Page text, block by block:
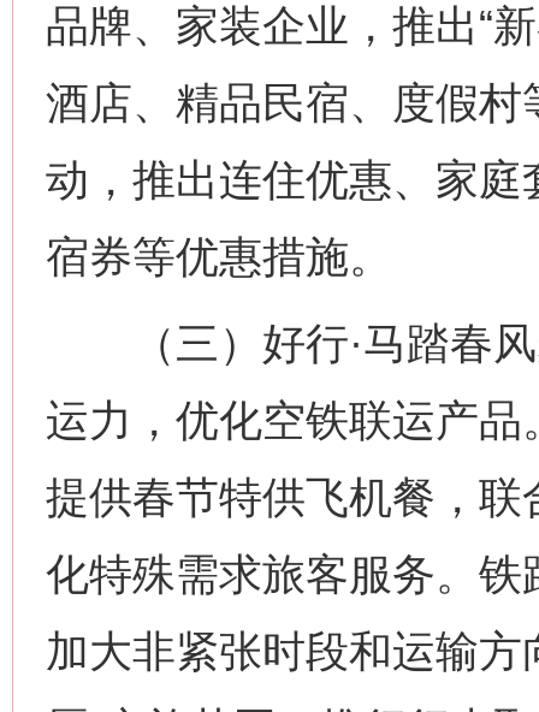
品牌、家装企业，推出“
酒店、精品民宿、度假村
动，推出连住优惠、家
宿券等优惠措施。
（三）好行·马踏春风
运力，优化空铁联运产
提供春节特供飞机餐，
化特殊需求旅客服务。
加大非紧张时段和运输